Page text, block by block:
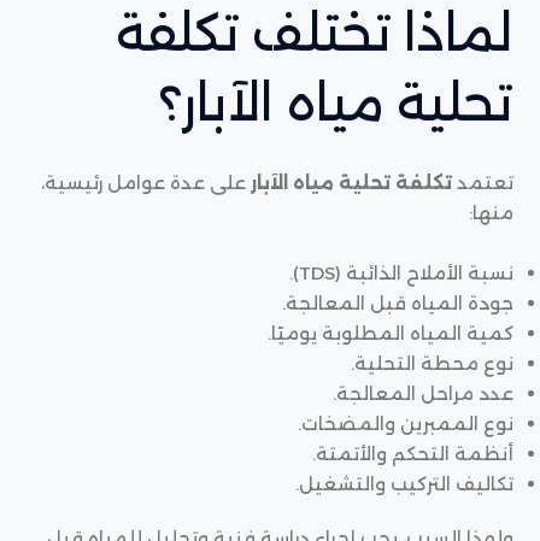
لماذا تختلف تكلفة
تحلية مياه الآبار؟
تعتمدتكلفة تحلية مياه الآبار على عدة عوامل رئيسية،
منها:
نسبة الأملاح الذائبة (TDS).
جودة المياه قبل المعالجة.
كمية المياه المطلوبة يوميًا.
نوع محطة التحلية.
عدد مراحل المعالجة.
نوع الممبرين والمضخات.
أنظمة التحكم والأتمتة.
تكاليف التركيب والتشغيل.